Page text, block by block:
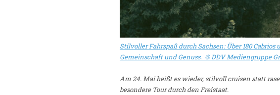
Stilvoller Fahrspaß durch Sachsen: Über 180
Gemeinschaft und Genuss. ©DDV Mediengruppe
Am 24. Mai heißt es wieder, stilvoll cruisen statt
besondere Tour durch den Freistaat.